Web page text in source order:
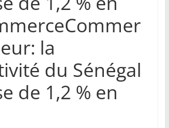
la
du Sénégal
de 1,2 % en